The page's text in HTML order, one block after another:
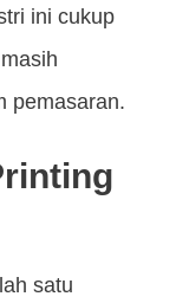
ini cukup
pemasaran.
satu